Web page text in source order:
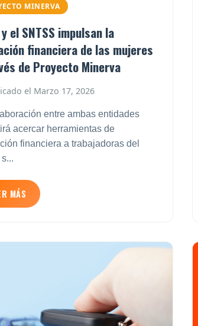
MINERVA
el SNTSS impulsan la
financiera de las mujeres
de Proyecto Minerva
el Marzo 17, 2026
entre ambas entidades
acercar herramientas de
financiera a trabajadoras del
MÁS